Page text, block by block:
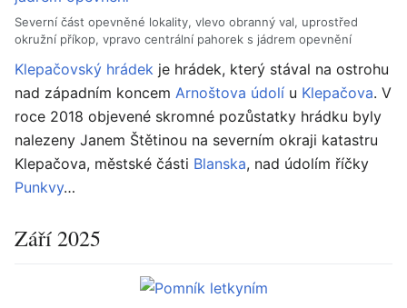
Severní část opevněné lokality, vlevo obranný val, uprostřed
okružní příkop, vpravo centrální pahorek s jádrem opevnění
Klepačovský hrádek je hrádek, který stával na ostrohu
nad západním koncem Arnoštova údolí u Klepačova. V
roce 2018 objevené skromné pozůstatky hrádku byly
nalezeny Janem Štětinou na severním okraji katastru
Klepačova, městské části Blanska, nad údolím říčky
Punkvy…
Září 2025